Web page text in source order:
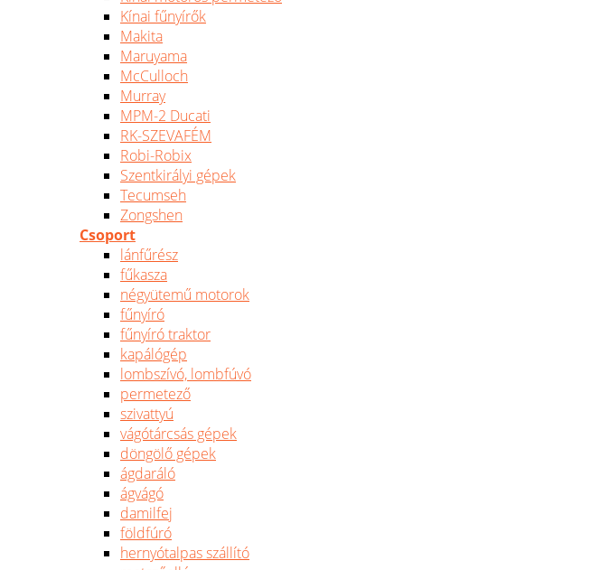
Kínai fűnyírők
Makita
Maruyama
McCulloch
Murray
MPM-2 Ducati
RK-SZEVAFÉM
Robi-Robix
Szentkirályi gépek
Tecumseh
Zongshen
Csoport
lánfűrész
fűkasza
négyütemű motorok
fűnyíró
fűnyíró traktor
kapálógép
lombszívó, lombfúvó
permetező
szivattyú
vágótárcsás gépek
döngölő gépek
ágdaráló
ágvágó
damilfej
földfúró
hernyótalpas szállító